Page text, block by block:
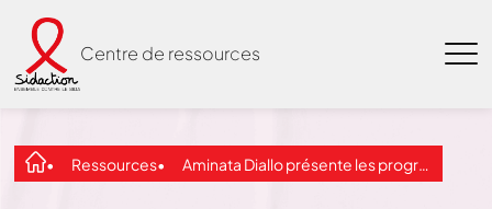
Centre de ressources
Ressources Aminata Diallo présente les programmes de santé sexuelle de l’association Maïa